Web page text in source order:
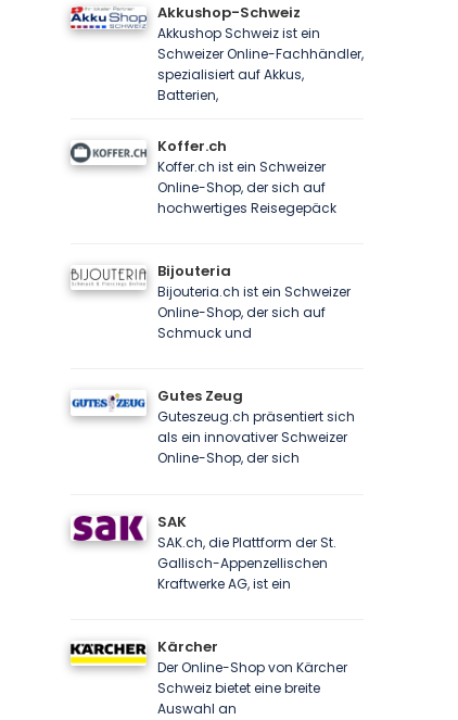
Akkushop-Schweiz
Akkushop Schweiz ist ein
Schweizer Online-Fachhändler,
spezialisiert auf Akkus,
Batterien,
Koffer.ch
Koffer.ch ist ein Schweizer
Online-Shop, der sich auf
hochwertiges Reisegepäck
Bijouteria
Bijouteria.ch ist ein Schweizer
Online-Shop, der sich auf
Schmuck und
Gutes Zeug
Guteszeug.ch präsentiert sich
als ein innovativer Schweizer
Online-Shop, der sich
SAK
SAK.ch, die Plattform der St.
Gallisch-Appenzellischen
Kraftwerke AG, ist ein
Kärcher
Der Online-Shop von Kärcher
Schweiz bietet eine breite
Auswahl an